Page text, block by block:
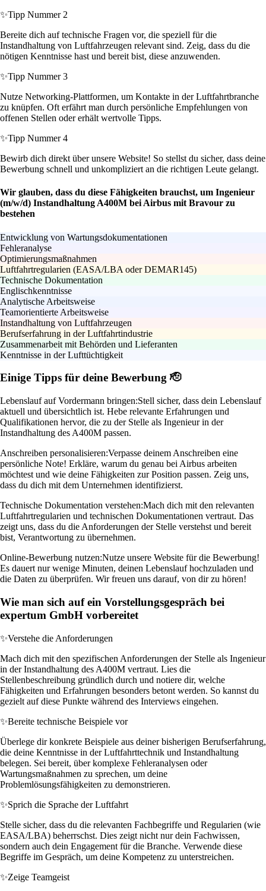
✨Tipp Nummer 2
Bereite dich auf technische Fragen vor, die speziell für die
Instandhaltung von Luftfahrzeugen relevant sind. Zeig, dass du die
nötigen Kenntnisse hast und bereit bist, diese anzuwenden.
✨Tipp Nummer 3
Nutze Networking-Plattformen, um Kontakte in der Luftfahrtbranche
zu knüpfen. Oft erfährt man durch persönliche Empfehlungen von
offenen Stellen oder erhält wertvolle Tipps.
✨Tipp Nummer 4
Bewirb dich direkt über unsere Website! So stellst du sicher, dass deine
Bewerbung schnell und unkompliziert an die richtigen Leute gelangt.
Wir glauben, dass du diese Fähigkeiten brauchst, um Ingenieur
(m/w/d) Instandhaltung A400M bei Airbus mit Bravour zu
bestehen
Entwicklung von Wartungsdokumentationen
Fehleranalyse
Optimierungsmaßnahmen
Luftfahrtregularien (EASA/LBA oder DEMAR145)
Technische Dokumentation
Englischkenntnisse
Analytische Arbeitsweise
Teamorientierte Arbeitsweise
Instandhaltung von Luftfahrzeugen
Berufserfahrung in der Luftfahrtindustrie
Zusammenarbeit mit Behörden und Lieferanten
Kenntnisse in der Lufttüchtigkeit
Einige Tipps für deine Bewerbung 🫡
Lebenslauf auf Vordermann bringen:Stell sicher, dass dein Lebenslauf
aktuell und übersichtlich ist. Hebe relevante Erfahrungen und
Qualifikationen hervor, die zu der Stelle als Ingenieur in der
Instandhaltung des A400M passen.
Anschreiben personalisieren:Verpasse deinem Anschreiben eine
persönliche Note! Erkläre, warum du genau bei Airbus arbeiten
möchtest und wie deine Fähigkeiten zur Position passen. Zeig uns,
dass du dich mit dem Unternehmen identifizierst.
Technische Dokumentation verstehen:Mach dich mit den relevanten
Luftfahrtregularien und technischen Dokumentationen vertraut. Das
zeigt uns, dass du die Anforderungen der Stelle verstehst und bereit
bist, Verantwortung zu übernehmen.
Online-Bewerbung nutzen:Nutze unsere Website für die Bewerbung!
Es dauert nur wenige Minuten, deinen Lebenslauf hochzuladen und
die Daten zu überprüfen. Wir freuen uns darauf, von dir zu hören!
Wie man sich auf ein Vorstellungsgespräch bei
expertum GmbH vorbereitet
✨Verstehe die Anforderungen
Mach dich mit den spezifischen Anforderungen der Stelle als Ingenieur
in der Instandhaltung des A400M vertraut. Lies die
Stellenbeschreibung gründlich durch und notiere dir, welche
Fähigkeiten und Erfahrungen besonders betont werden. So kannst du
gezielt auf diese Punkte während des Interviews eingehen.
✨Bereite technische Beispiele vor
Überlege dir konkrete Beispiele aus deiner bisherigen Berufserfahrung,
die deine Kenntnisse in der Luftfahrttechnik und Instandhaltung
belegen. Sei bereit, über komplexe Fehleranalysen oder
Wartungsmaßnahmen zu sprechen, um deine
Problemlösungsfähigkeiten zu demonstrieren.
✨Sprich die Sprache der Luftfahrt
Stelle sicher, dass du die relevanten Fachbegriffe und Regularien (wie
EASA/LBA) beherrschst. Dies zeigt nicht nur dein Fachwissen,
sondern auch dein Engagement für die Branche. Verwende diese
Begriffe im Gespräch, um deine Kompetenz zu unterstreichen.
✨Zeige Teamgeist